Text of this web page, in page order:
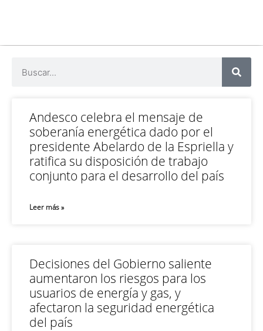
Andesco celebra el mensaje de
soberanía energética dado por el
presidente Abelardo de la Espriella y
ratifica su disposición de trabajo
conjunto para el desarrollo del país
Leer más »
Decisiones del Gobierno saliente
aumentaron los riesgos para los
usuarios de energía y gas, y
afectaron la seguridad energética
del país